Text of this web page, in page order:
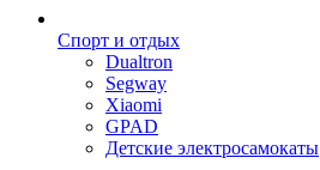
Спорт и отдых
Dualtron
Segway
Xiaomi
GPAD
Детские электросамокаты